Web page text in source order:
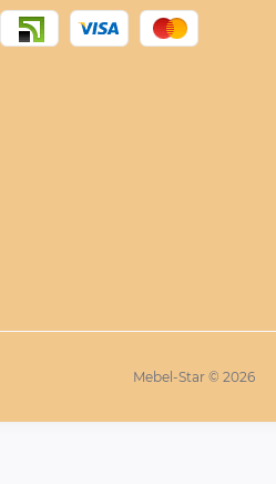
Mebel-Star © 2026